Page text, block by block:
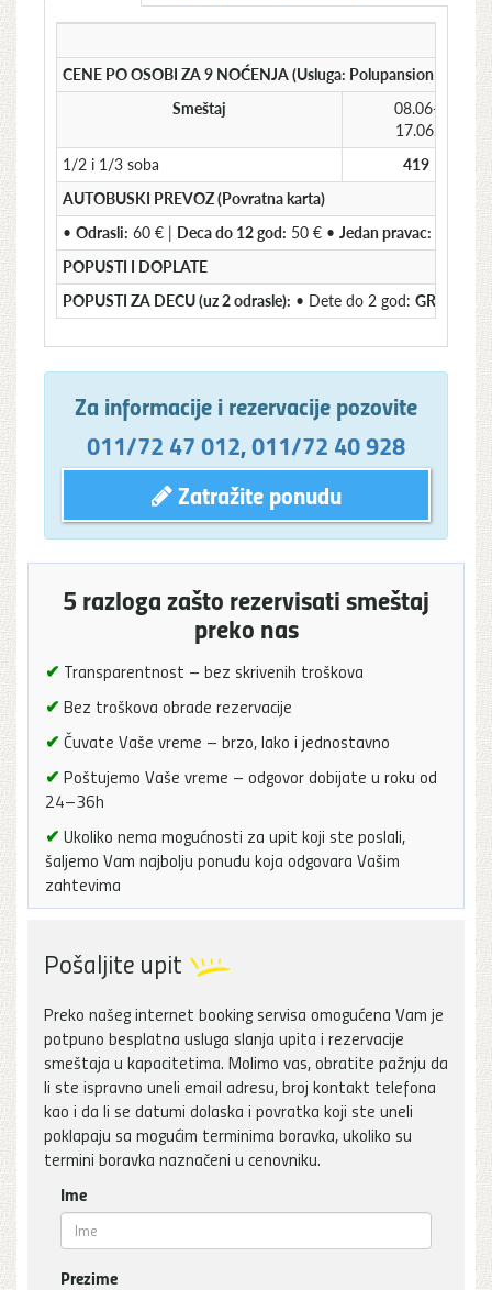
CENE PO OSOBI ZA 9 NOĆENJA (Usluga: Polupansion - PP) u
Smeštaj
08.06-
17.06.
1/2 i 1/3 soba
419
AUTOBUSKI PREVOZ (Povratna karta)
• Odrasli: 60 € | Deca do 12 god: 50 € • Jedan pravac:
POPUSTI I DOPLATE
POPUSTI ZA DECU (uz 2 odrasle): • Dete do 2 god: GRATIS
Za informacije i rezervacije pozovite
011/72 47 012,011/72 40 928
Zatražite ponudu
5 razloga zašto rezervisati smeštaj
preko nas
✔ Transparentnost – bez skrivenih troškova
✔ Bez troškova obrade rezervacije
✔ Čuvate Vaše vreme – brzo, lako i jednostavno
✔ Poštujemo Vaše vreme – odgovor dobijate u roku od
24–36h
✔ Ukoliko nema mogućnosti za upit koji ste poslali,
šaljemo Vam najbolju ponudu koja odgovara Vašim
zahtevima
Pošaljite upit
Preko našeg internet booking servisa omogućena Vam je
potpuno besplatna usluga slanja upita i rezervacije
smeštaja u kapacitetima. Molimo vas, obratite pažnju da
li ste ispravno uneli email adresu, broj kontakt telefona
kao i da li se datumi dolaska i povratka koji ste uneli
poklapaju sa mogućim terminima boravka, ukoliko su
termini boravka naznačeni u cenovniku.
Ime
Prezime